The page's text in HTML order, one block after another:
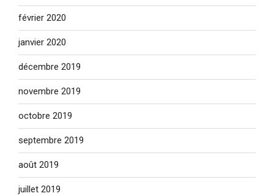
février 2020
janvier 2020
décembre 2019
novembre 2019
octobre 2019
septembre 2019
août 2019
juillet 2019